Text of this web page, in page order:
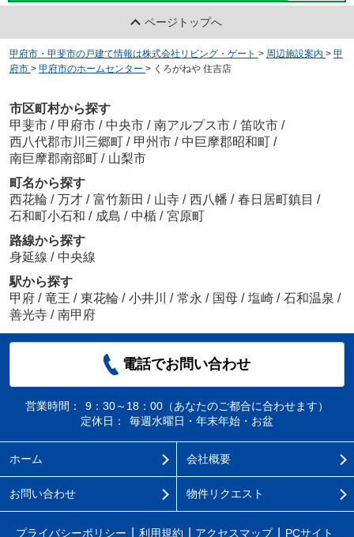
ページトップへ
甲府市・甲斐市の戸建て情報は株式会社リビング・ゲート > 周辺施設案内 > 甲
府市 > 甲府市のホームセンター > くろがねや 住吉店
市区町村から探す
甲斐市 / 甲府市 / 中央市 / 南アルプス市 / 笛吹市 /
西八代郡市川三郷町 / 甲州市 / 中巨摩郡昭和町 /
南巨摩郡南部町 / 山梨市
町名から探す
西花輪 / 万才 / 富竹新田 / 山寺 / 西八幡 / 春日居町鎮目 /
石和町小石和 / 成島 / 中楯 / 宮原町
路線から探す
身延線 / 中央線
駅から探す
甲府 / 竜王 / 東花輪 / 小井川 / 常永 / 国母 / 塩崎 / 石和温泉 /
善光寺 / 南甲府
電話でお問い合わせ
営業時間：
9：30～18：00（あなたのご都合に合わせます）
定休日：
毎週水曜日・年末年始・お盆
ホーム 会社概要
お問い合わせ 物件リクエスト
プライバシーポリシー 利用規約 アクセスマップ PCサイト